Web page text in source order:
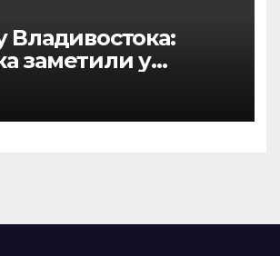
Владивостока:
заметили у
Русский — что